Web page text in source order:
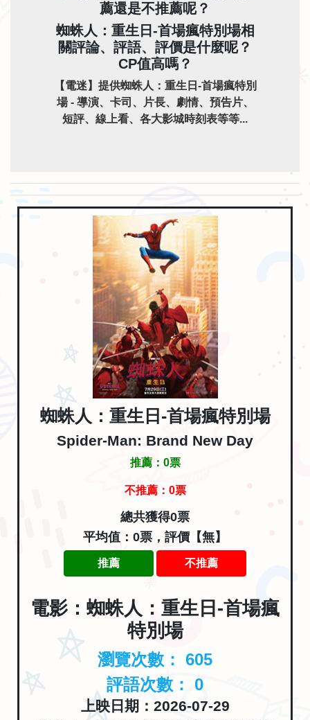
薦還是不推薦呢？
蜘蛛人：重生日-首場瘋特別場相
關評論、評語、評價是什麼呢？
CP值高嗎？
【電迷】提供蜘蛛人：重生日-首場瘋特別
場 - 導演、卡司、片長、劇情、預告片、
短評、線上看、各大影城時刻表等等...
蜘蛛人：重生日-首場瘋特別場
Spider-Man: Brand New Day
推薦： 0票
不推薦： 0票
總共獲得0票
平均值：0票，評價【無】
推薦 不推薦
電影：蜘蛛人：重生日-首場瘋
特別場
瀏覽次數： 605
評語次數： 0
上映日期：2026-07-29